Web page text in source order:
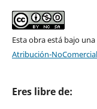
Esta obra está bajo
Atribución-
Eres libre de: